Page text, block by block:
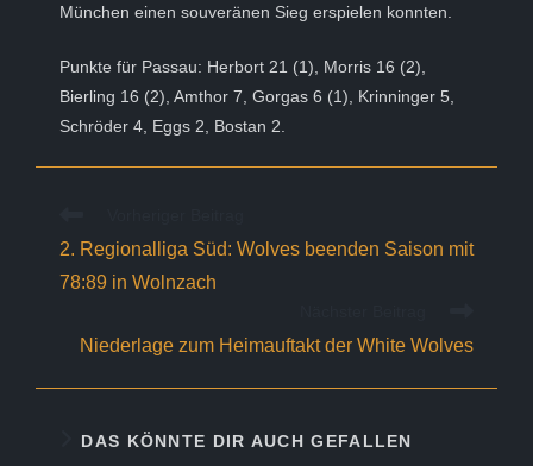
München einen souveränen Sieg erspielen konnten.
Punkte für Passau: Herbort 21 (1), Morris 16 (2),
Bierling 16 (2), Amthor 7, Gorgas 6 (1), Krinninger 5,
Schröder 4, Eggs 2, Bostan 2.
ansehen
2. Regionalliga Süd: Wolves beenden Saison mit
78:89 in Wolnzach
Niederlage zum Heimauftakt der White Wolves
DAS KÖNNTE DIR AUCH GEFALLEN